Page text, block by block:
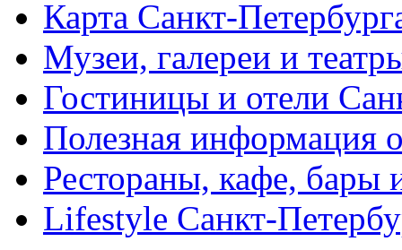
Карта Санкт-
Музеи, галереи и
Гостиницы и отели
Полезная информация
Рестораны, кафе, бары
Lifestyle Санкт-